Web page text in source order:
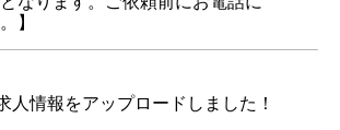
】
人情報をアップロードしました！